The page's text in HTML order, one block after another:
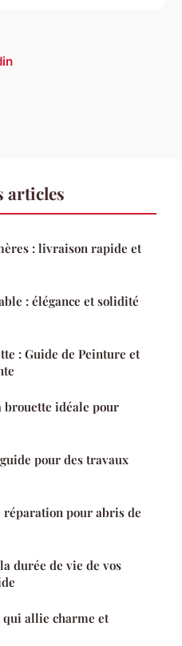
articles
: livraison rapide et
: élégance et solidité
: Guide de Peinture et
idéale pour
pour des travaux
pour abris de
durée de vie de vos
allie charme et